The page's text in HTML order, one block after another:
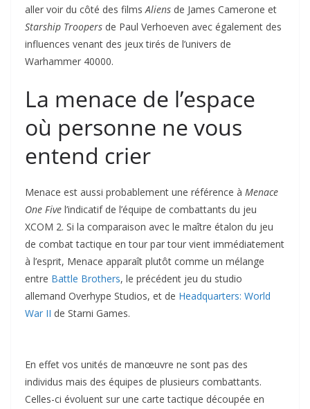
aller voir du côté des filmsAliens de James Camerone et
Starship Troopers de Paul Verhoeven avec également des
influences venant des jeux tirés de l’univers de
Warhammer 40000.
La menace de l’espace
où personne ne vous
entend crier
Menace est aussi probablement une référence à Menace
One Five l’indicatif de l’équipe de combattants du jeu
XCOM 2. Si la comparaison avec le maître étalon du jeu
de combat tactique en tour par tour vient immédiatement
à l’esprit, Menace apparaît plutôt comme un mélange
entre Battle Brothers, le précédent jeu du studio
allemand Overhype Studios, et de Headquarters: World
War II de Starni Games.
En effet vos unités de manœuvre ne sont pas des
individus mais des équipes de plusieurs combattants.
Celles-ci évoluent sur une carte tactique découpée en